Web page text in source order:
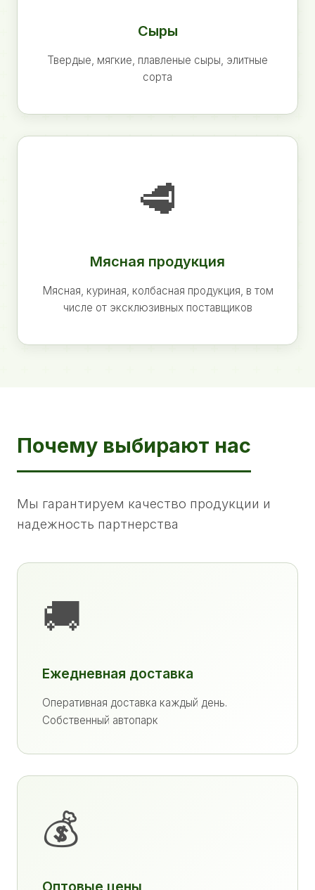
Сыры
Твердые, мягкие, плавленые сыры, элитные
сорта
🥩
Мясная продукция
Мясная, куриная, колбасная продукция, в том
числе от эксклюзивных поставщиков
Почему выбирают нас
Мы гарантируем качество продукции и
надежность партнерства
🚚
Ежедневная доставка
Оперативная доставка каждый день.
Собственный автопарк
💰
Оптовые цены